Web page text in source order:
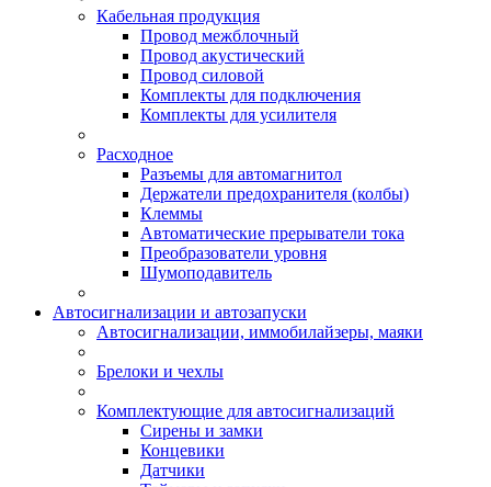
Кабельная продукция
Провод межблочный
Провод акустический
Провод силовой
Комплекты для подключения
Комплекты для усилителя
Расходное
Разъемы для автомагнитол
Держатели предохранителя (колбы)
Клеммы
Автоматические прерыватели тока
Преобразователи уровня
Шумоподавитель
Автосигнализации и автозапуски
Автосигнализации, иммобилайзеры, маяки
Брелоки и чехлы
Комплектующие для автосигнализаций
Сирены и замки
Концевики
Датчики